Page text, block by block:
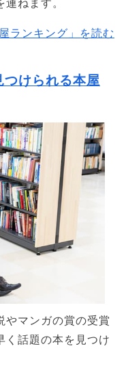
ねます。
ランキング」を読む
けられる本屋
やマンガの賞の受賞
く話題の本を見つけ